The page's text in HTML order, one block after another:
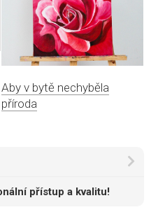
Aby v bytě nechyběla
příroda
přístup a kvalitu!